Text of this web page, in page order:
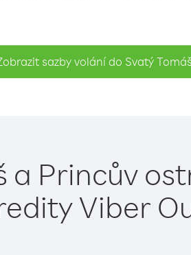
sazby volání do Svatý
a Princův
Viber